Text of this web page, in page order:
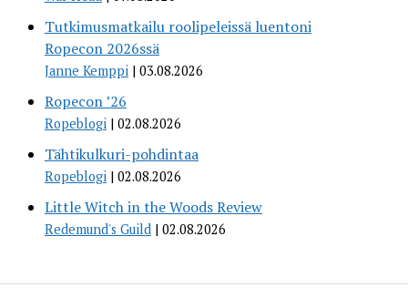
Tutkimusmatkailu roolipeleissä luentoni
Ropecon 2026ssä
Janne Kemppi 03.08.2026
Ropecon ’26
Ropeblogi 02.08.2026
Tähtikulkuri-pohdintaa
Ropeblogi 02.08.2026
Little Witch in the Woods Review
Redemund's Guild 02.08.2026